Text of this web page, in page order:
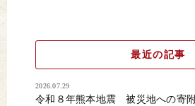
最近の記事
2026.07.29
令和８年熊本地震 被災地への寄